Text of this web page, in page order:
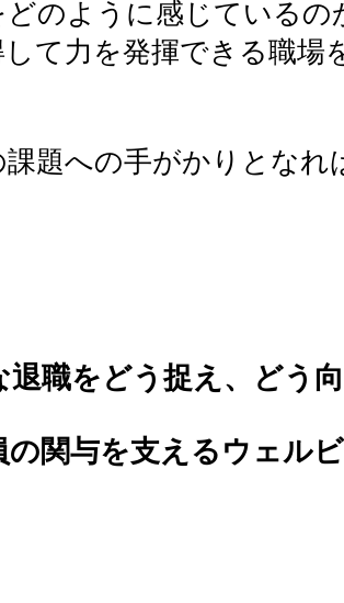
どのように感じているの
て力を発揮できる職場
題への手がかりとなれ
退職をどう捉え、どう
の関与を支えるウェル